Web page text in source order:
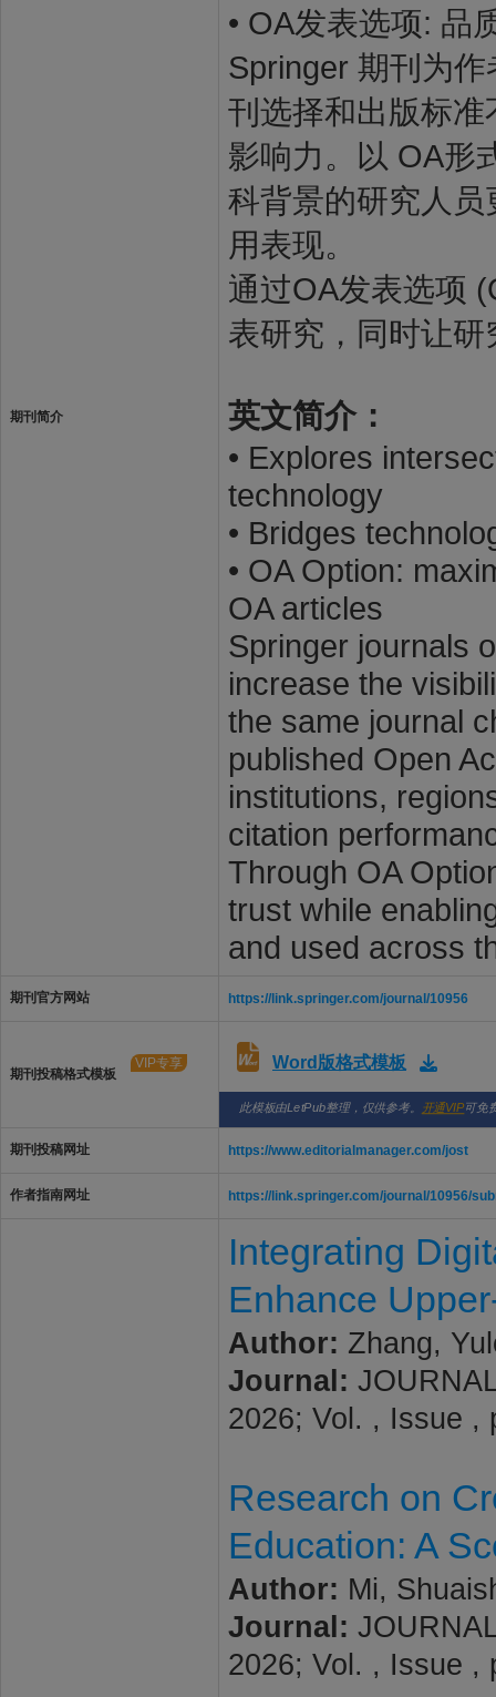
期刊简介
• OA发表选项: 品
Springer 期刊为
刊选择和出版标
影响力。以 OA形
科背景的研究人
用表现。
通过OA发表选项
表研究，同时让
英文简介：
• Explores
technology
• Bridges
• OA Option:
OA articles
Springer journals
increase the
the same journal
published Open
institutions,
citation
Through OA
trust while
and used across
期刊官方网站 https://link.springer.com/journal/10956
期刊投稿格式模板
VIP专享 Word版格式模板
此模板由LetPub整理，仅供参考。 开通VIP可免
期刊投稿网址 https://www.editorialmanager.com/jost
作者指南网址 https://link.springer.com/journal/10956/
Integrating
Enhance
Author: Zhang,
Journal:
2026; Vol. , Issue ,
Research on
Education: A
Author: Mi,
Journal:
2026; Vol. , Issue ,